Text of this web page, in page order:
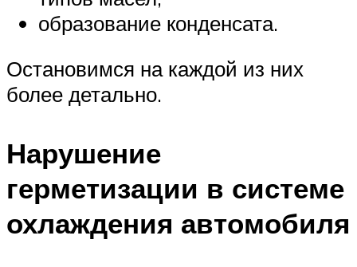
образование конденсата.
Остановимся на каждой из них
более детально.
Нарушение
герметизации в системе
охлаждения автомобиля